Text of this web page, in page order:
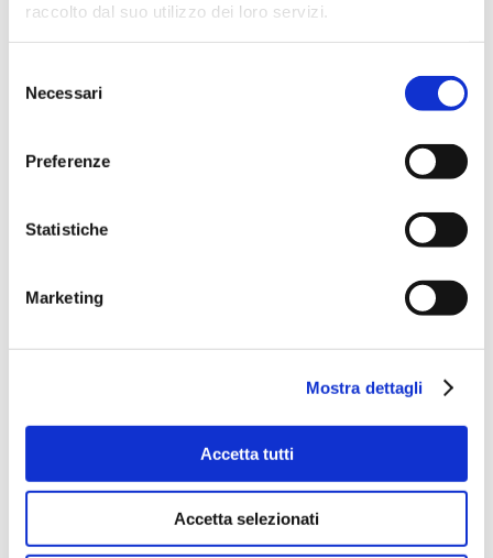
raccolto dal suo utilizzo dei loro servizi.
delNecessari
Preferenze
Statistiche
Marketing
Mostra dettagli
Accetta tutti
Accetta selezionati